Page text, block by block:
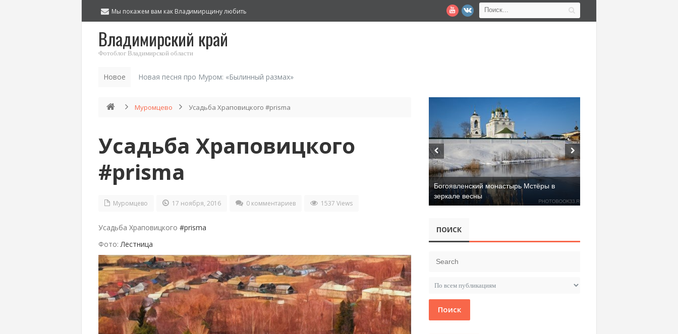
Мы покажем вам как Владимирщину любить
Владимирский край
Фотоблог Владимирской области
Новое Новая песня про Муром: «Былинный размах»
Муромцево Усадьба Храповицкого #prisma
Усадьба Храповицкого
#prisma
Муромцево 17 ноября, 2016 0 комментариев 1537 Views
Усадьба Храповицкого #prisma
Фото:Лестница
Богоявленский монастырь Мстёры в
зеркале весны
ПОИСК
Поиск